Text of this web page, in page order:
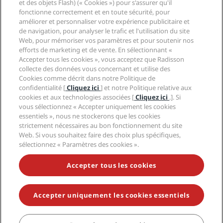
Hôtels adaptés aux sportifs
Hôtels adaptés aux Familles
Santé et sécurité
Médias
Carrières RHG
Carrières PPHE
Carrières EHL
The Club by RHG
Opportunités de développement
Entreprise responsable
Approvisionnement
Centre de confidentialité
Mentions légales
Conditions générales Radisson Rewards
Contrat d’utilisation du site
Accessibilité numérique
Déclaration sur l’esclavage moderne
Aide
Avis aux consommateurs
Contact
FAQ
Plan du site
Médias sociaux
Marques Radisson Hotels
NE MANQUEZ AUCUNE DE NOS OFFRES LES PLUS
POPULAIRES
© 2026 Radisson Hotel Group.Tous droits réservés. RHG Radisson
Hotel Group, Radisson, Radisson RED, Radisson Blu, Radisson Collection,
Radisson Individuals, Park Plaza, Park Inn, Country Inn & Suites, Prize by
Radisson, Radisson Rewards, et Radisson Meetings sont des marques
et des objets Flash) (« Cookies ») pour s'assurer qu'il
fonctionne correctement et en toute sécurité, pour
améliorer et personnaliser votre expérience publicitaire et
de navigation, pour analyser le trafic et l'utilisation du site
Web, pour mémoriser vos paramètres et pour soutenir nos
efforts de marketing et de vente. En sélectionnant «
Accepter tous les cookies », vous acceptez que Radisson
collecte des données vous concernant et utilise des
Cookies comme décrit dans notre Politique de
confidentialité [Cliquez ici] et notre Politique relative aux
cookies et aux technologies associées [Cliquez ici .]. Si
vous sélectionnez « Accepter uniquement les cookies
essentiels », nous ne stockerons que les cookies
strictement nécessaires au bon fonctionnement du site
Web. Si vous souhaitez faire des choix plus spécifiques,
sélectionnez « Paramètres des cookies ».
Accepter tous les cookies
Accepter uniquement les cookies essentiels